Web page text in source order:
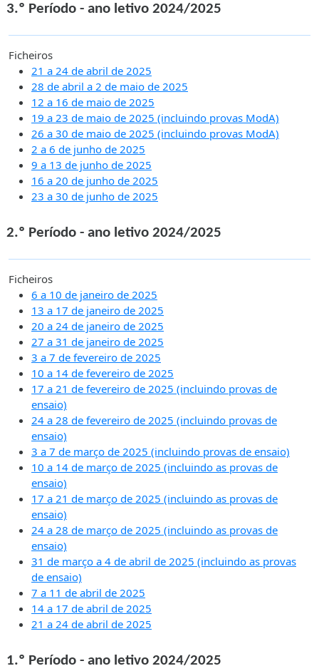
3.º Período - ano letivo 2024/2025
Ficheiros
21 a 24 de abril de 2025
28 de abril a 2 de maio de 2025
12 a 16 de maio de 2025
19 a 23 de maio de 2025 (incluindo provas ModA)
26 a 30 de maio de 2025 (incluindo provas ModA)
2 a 6 de junho de 2025
9 a 13 de junho de 2025
16 a 20 de junho de 2025
23 a 30 de junho de 2025
2.º Período - ano letivo 2024/2025
Ficheiros
6 a 10 de janeiro de 2025
13 a 17 de janeiro de 2025
20 a 24 de janeiro de 2025
27 a 31 de janeiro de 2025
3 a 7 de fevereiro de 2025
10 a 14 de fevereiro de 2025
17 a 21 de fevereiro de 2025 (incluindo provas de
ensaio)
24 a 28 de fevereiro de 2025 (incluindo provas de
ensaio)
3 a 7 de março de 2025 (incluindo provas de ensaio)
10 a 14 de março de 2025 (incluindo as provas de
ensaio)
17 a 21 de março de 2025 (incluindo as provas de
ensaio)
24 a 28 de março de 2025 (incluindo as provas de
ensaio)
31 de março a 4 de abril de 2025 (incluindo as provas
de ensaio)
7 a 11 de abril de 2025
14 a 17 de abril de 2025
21 a 24 de abril de 2025
1.º Período - ano letivo 2024/2025